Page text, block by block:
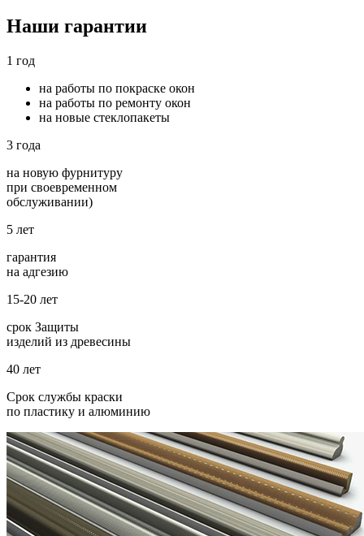
Наши гарантии
1 год
на работы по покраске окон
на работы по ремонту окон
на новые стеклопакеты
3 года
на новую фурнитуру
при своевременном
обслуживании)
5 лет
гарантия
на адгезию
15-20 лет
срок Защиты
изделий из древесины
40 лет
Срок службы краски
по пластику и алюминию